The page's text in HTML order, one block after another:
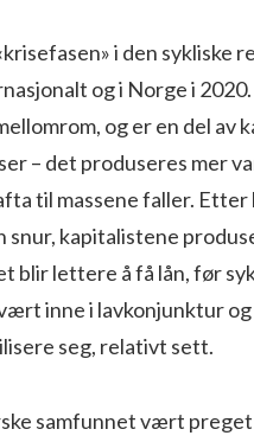
i den sykliske
og i Norge i
og er en del av
– det produseres mer
til massene faller.
kapitalistene
blir lettere å få lån, før
inne i lavkonjunktur
seg, relativt sett.
samfunnet vært